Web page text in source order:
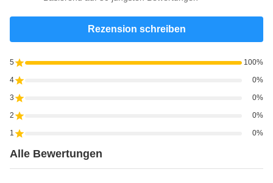
Rezension schreiben
5 100%
4 0%
3 0%
2 0%
1 0%
Alle Bewertungen